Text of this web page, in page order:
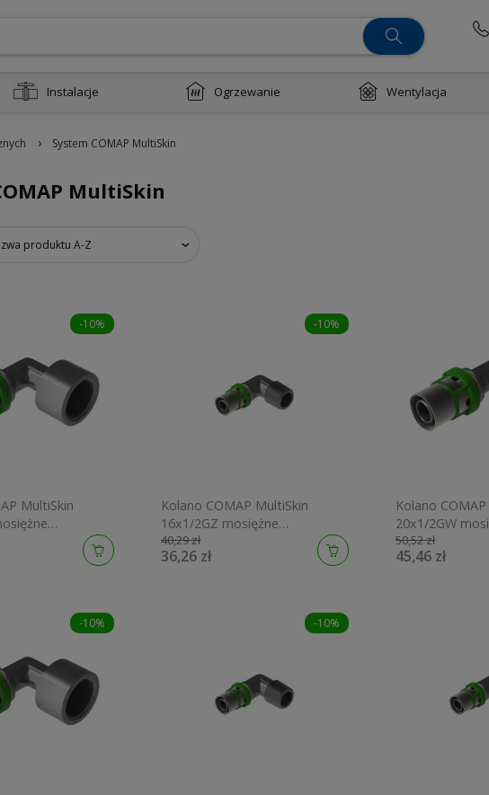
Instalacje Ogrzewanie Wentylacja
› System COMAP MultiSkin
MultiSkin
produktu A-Z
-10%
MultiSkin
-10%
Kolano COMAP MultiSkin
16x1/2GZ mosiężne
7092GW1612
40,29 zł
36,26 zł
Kolano
20x1/2GW
7090GW2012
50,52 zł
45,46 zł
-10% -10%